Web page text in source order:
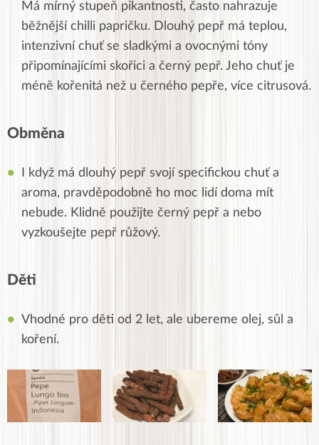
Má mírný stupeň pikantnosti, často nahrazuje
běžnější chilli papričku. Dlouhý pepř má teplou,
intenzivní chuť se sladkými a ovocnými tóny
připomínajícími skořici a černý pepř. Jeho chuť je
méně kořenitá než u černého pepře, více citrusová.
Obměna
I když má dlouhý pepř svojí specifickou chuť a
aroma, pravděpodobně ho moc lidí doma mít
nebude. Klidně použijte černý pepř a nebo
vyzkoušejte pepř růžový.
Děti
Vhodné pro děti od 2 let, ale ubereme olej, sůl a
koření.